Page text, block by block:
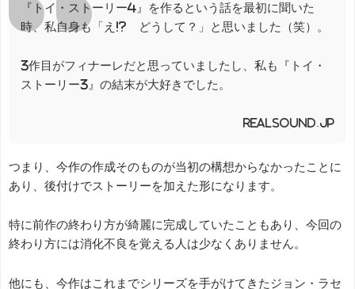
『トイ・ストーリー4』を作るという話を最初に聞いた
時、私自身も「え!? どうして？」と思いました（笑）。
3作目がフィナーレだと思っていましたし、私も『トイ・
ストーリー3』の結末が大好きでした。
realsound.jp
つまり、今作の作成そのものが当初の構想からなかったことに
あり、後付けでストーリーを加えた形になります。
特に前作の終わり方が綺麗に完成していたこともあり、今回の
終わり方には消化不良を覚える人は少なくありません。
他にも、今作はこれまでシリーズを手がけてきたジョン・ラセ